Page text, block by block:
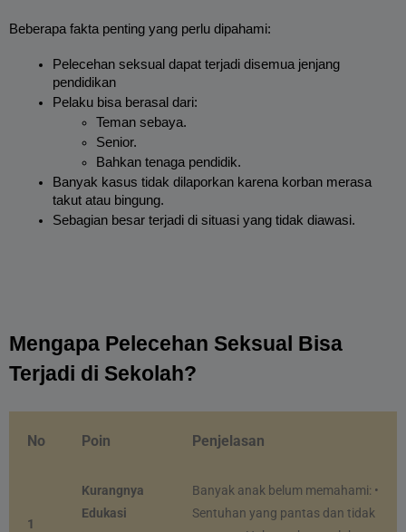
Beberapa fakta penting yang perlu dipahami:
Pelecehan seksual dapat terjadi disemua jenjang
pendidikan
Pelaku bisa berasal dari:
Teman sebaya.
Senior.
Bahkan tenaga pendidik.
Banyak kasus tidak dilaporkan karena korban merasa
takut atau bingung.
Sebagian besar terjadi di situasi yang tidak diawasi.
Mengapa Pelecehan Seksual Bisa
Terjadi di Sekolah?
No Poin Penjelasan
1
Kurangnya
Edukasi
Banyak anak belum memahami: •
Sentuhan yang pantas dan tidak